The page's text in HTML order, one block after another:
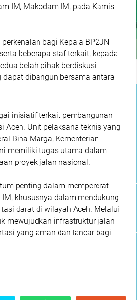
IM, Makodam IM, pada Kamis
bagi Kepala BP2JN
beberapa staf terkait, kepada
belah pihak berdiskusi
dibangun bersama antara
inisiatif terkait pembangunan
Aceh. Unit pelaksana teknis yang
Bina Marga, Kementerian
memiliki tugas utama dalam
proyek jalan nasional.
penting dalam mempererat
khususnya dalam mendukung
darat di wilayah Aceh. Melalui
mewujudkan infrastruktur jalan
yang aman dan lancar bagi